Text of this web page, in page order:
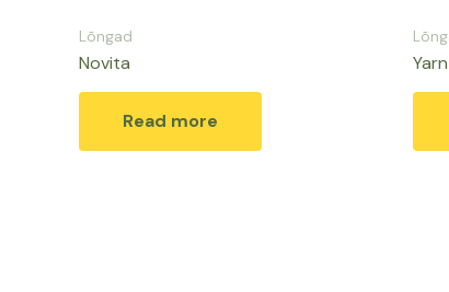
Lõngad
Novita
Read more